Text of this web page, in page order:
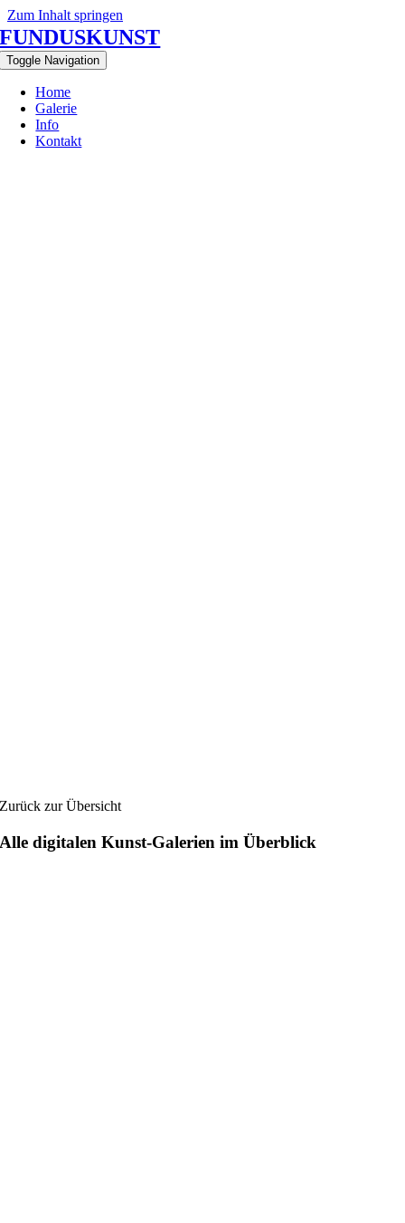
Zum Inhalt springen
FUNDUSKUNST
Toggle Navigation
Home
Galerie
Info
Kontakt
Zurück zur Übersicht
Alle digitalen Kunst-Galerien im Überblick